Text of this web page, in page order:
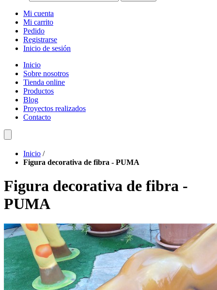
Mi cuenta
Mi carrito
Pedido
Registrarse
Inicio de sesión
Inicio
Sobre nosotros
Tienda online
Productos
Blog
Proyectos realizados
Contacto
Inicio /
Figura decorativa de fibra - PUMA
Figura decorativa de fibra -
PUMA